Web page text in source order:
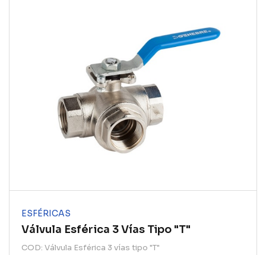
ESFÉRICAS
Válvula Esférica 3 Vías Tipo "T"
COD: Válvula Esférica 3 vías tipo "T"